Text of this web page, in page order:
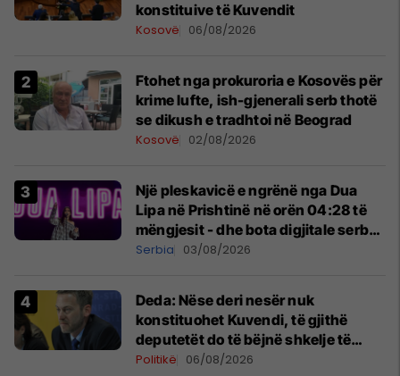
konstituive të Kuvendit
Kosovë 06/08/2026
Ftohet nga prokuroria e Kosovës për
krime lufte, ish-gjenerali serb thotë
se dikush e tradhtoi në Beograd
Kosovë 02/08/2026
Një pleskavicë e ngrënë nga Dua
Lipa në Prishtinë në orën 04:28 të
mëngjesit - dhe bota digjitale serbe
shpall gjendjen e luftës
Serbia 03/08/2026
Deda: Nëse deri nesër nuk
konstituohet Kuvendi, të gjithë
deputetët do të bëjnë shkelje të
rëndë kushtetuese
Politikë 06/08/2026